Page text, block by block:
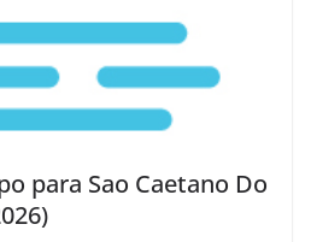
para Sao Caetano Do